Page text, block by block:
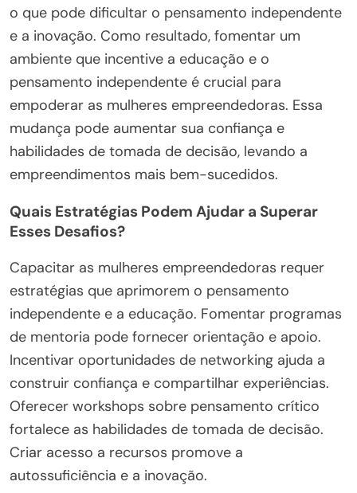
o que pode dificultar o pensamento independente
e a inovação. Como resultado, fomentar um
ambiente que incentive a educação e o
pensamento independente é crucial para
empoderar as mulheres empreendedoras. Essa
mudança pode aumentar sua confiança e
habilidades de tomada de decisão, levando a
empreendimentos mais bem-sucedidos.
Quais Estratégias Podem Ajudar a Superar
Esses Desafios?
Capacitar as mulheres empreendedoras requer
estratégias que aprimorem o pensamento
independente e a educação. Fomentar programas
de mentoria pode fornecer orientação e apoio.
Incentivar oportunidades de networking ajuda a
construir confiança e compartilhar experiências.
Oferecer workshops sobre pensamento crítico
fortalece as habilidades de tomada de decisão.
Criar acesso a recursos promove a
autossuficiência e a inovação.